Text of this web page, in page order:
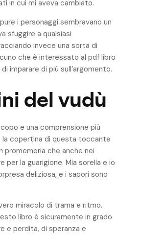
in cui mi aveva cambiato.
i personaggi sembravano un
sfuggire a qualsiasi
invece una sorta di
che è interessato al pdf libro
imparare di più sull’argomento.
del vudù
e una comprensione più
la copertina di questa toccante
promemoria che anche nei
la guarigione. Mia sorella e io
deliziosa, e i sapori sono
miracolo di trama e ritmo.
libro è sicuramente in grado
e perdita, di speranza e